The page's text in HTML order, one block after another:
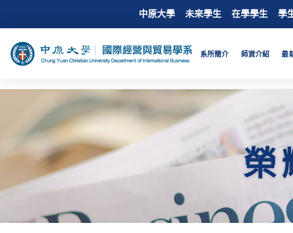
中原大學 未來學生 在學學生 學
系所簡介 師資介紹 最
榮